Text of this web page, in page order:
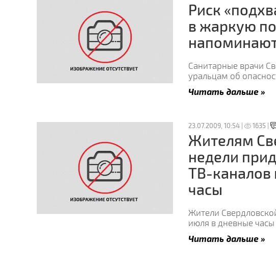
Риск
в жаркую
Санитарные врачи
уральцам об
Читать дальше »
23.07.2009, 10:54 | 1635 |
Жителям
недели
ТВ-каналов
часы
Жители
июля в дневные
Читать дальше »